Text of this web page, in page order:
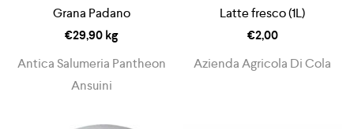
Grana Padano
€29,90kg
Antica Salumeria Pantheon
Ansuini
Latte fresco (1L)
€2,00
Azienda Agricola Di Cola